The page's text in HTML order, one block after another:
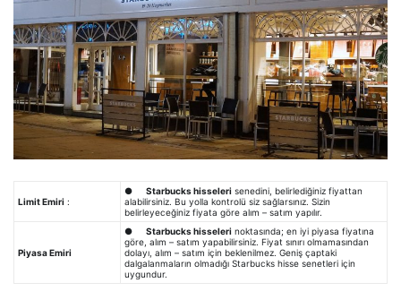
Limit Emiri :
● Starbucks hisseleri senedini, belirlediğiniz fiyattan
alabilirsiniz. Bu yolla kontrolü siz sağlarsınız. Sizin
belirleyeceğiniz fiyata göre alım – satım yapılır.
Piyasa Emiri
● Starbucks hisseleri noktasında; en iyi piyasa fiyatına
göre, alım – satım yapabilirsiniz. Fiyat sınırı olmamasından
dolayı, alım – satım için beklenilmez. Geniş çaptaki
dalgalanmaların olmadığı Starbucks hisse senetleri için
uygundur.